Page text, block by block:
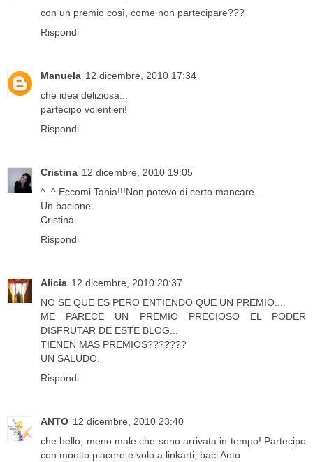
con un premio così, come non partecipare???
Rispondi
Manuela 12 dicembre, 2010 17:34
che idea deliziosa...
partecipo volentieri!
Rispondi
Cristina 12 dicembre, 2010 19:05
^_^ Eccomi Tania!!!Non potevo di certo mancare...
Un bacione.
Cristina
Rispondi
Alicia 12 dicembre, 2010 20:37
NO SE QUE ES PERO ENTIENDO QUE UN PREMIO....
ME PARECE UN PREMIO PRECIOSO EL PODER
DISFRUTAR DE ESTE BLOG...
TIENEN MAS PREMIOS???????
UN SALUDO.
Rispondi
ANTO 12 dicembre, 2010 23:40
che bello, meno male che sono arrivata in tempo! Partecipo
con moolto piacere e volo a linkarti, baci Anto